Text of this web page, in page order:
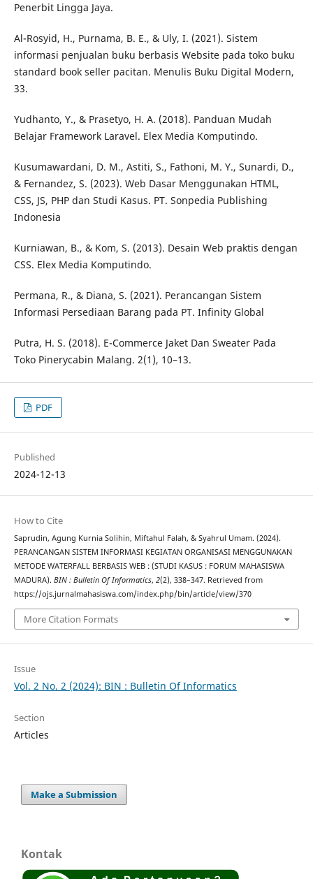
Penerbit Lingga Jaya.
Al-Rosyid, H., Purnama, B. E., & Uly, I. (2021). Sistem
informasi penjualan buku berbasis Website pada toko buku
standard book seller pacitan. Menulis Buku Digital Modern,
33.
Yudhanto, Y., & Prasetyo, H. A. (2018). Panduan Mudah
Belajar Framework Laravel. Elex Media Komputindo.
Kusumawardani, D. M., Astiti, S., Fathoni, M. Y., Sunardi, D.,
& Fernandez, S. (2023). Web Dasar Menggunakan HTML,
CSS, JS, PHP dan Studi Kasus. PT. Sonpedia Publishing
Indonesia
Kurniawan, B., & Kom, S. (2013). Desain Web praktis dengan
CSS. Elex Media Komputindo.
Permana, R., & Diana, S. (2021). Perancangan Sistem
Informasi Persediaan Barang pada PT. Infinity Global
Putra, H. S. (2018). E-Commerce Jaket Dan Sweater Pada
Toko Pinerycabin Malang. 2(1), 10–13.
PDF
Published
2024-12-13
How to Cite
Saprudin, Agung Kurnia Solihin, Miftahul Falah, & Syahrul Umam. (2024).
PERANCANGAN SISTEM INFORMASI KEGIATAN ORGANISASI MENGGUNAKAN
METODE WATERFALL BERBASIS WEB : (STUDI KASUS : FORUM MAHASISWA
MADURA). BIN : Bulletin Of Informatics, 2(2), 338–347. Retrieved from
https://ojs.jurnalmahasiswa.com/index.php/bin/article/view/370
More Citation Formats
Issue
Vol. 2 No. 2 (2024): BIN : Bulletin Of Informatics
Section
Articles
Make a Submission
Kontak